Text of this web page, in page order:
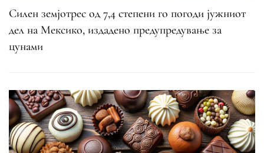
Силен земјотрес од 7,4 степени го погоди јужниот
дел на Мексико, издадено предупредување за
цунами